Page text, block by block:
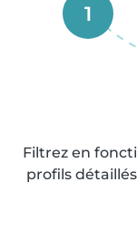
1
Filtrez en
profils